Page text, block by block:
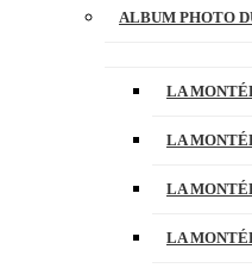
ALBUM PHOTO
LA
LA
LA
LA